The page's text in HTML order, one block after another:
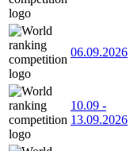
06.09.2026
10.09 -
13.09.2026